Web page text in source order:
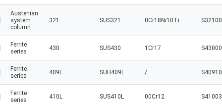
Austenian
system
column
321 SUS321 0Cr18Ni10Ti S32100
Ferrite
series
430 SUS430 1Cr17 S43000
Ferrite
series
409L SUH409L / S40910
Ferrite
series
410L SUS410L 00Cr12 S41003